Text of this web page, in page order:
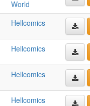
World
Hellcomics
Hellcomics
Hellcomics
Hellcomics